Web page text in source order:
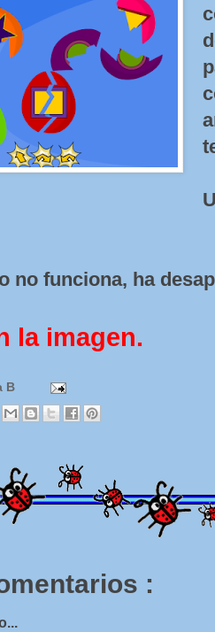
no funciona, ha
la imagen.
B
: